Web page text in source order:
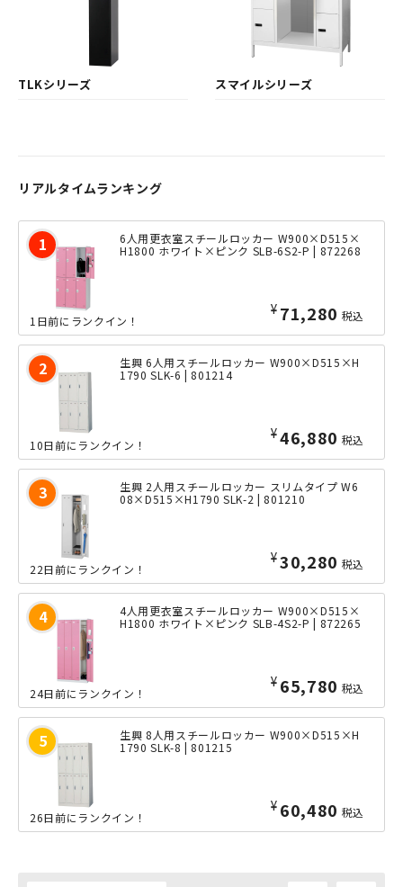
TLKシリーズ スマイルシリーズ
リアルタイムランキング
6人用更衣室スチールロッカー W900×D515×
H1800 ホワイト×ピンク SLB-6S2-P | 872268
¥ 71,280 税込
1日前にランクイン！
生興 6人用スチールロッカー W900×D515×H
1790 SLK-6 | 801214
¥46,880 税込
10日前にランクイン！
生興 2人用スチールロッカー スリムタイプ W6
08×D515×H1790 SLK-2 | 801210
¥30,280 税込
22日前にランクイン！
4人用更衣室スチールロッカー W900×D515×
H1800 ホワイト×ピンク SLB-4S2-P | 872265
¥ 65,780 税込
24日前にランクイン！
生興 8人用スチールロッカー W900×D515×H
1790 SLK-8 | 801215
¥ 60,480 税込
26日前にランクイン！